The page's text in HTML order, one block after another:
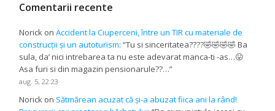
Comentarii recente
Norick onAccident la Ciuperceni, între un TIR cu materiale de
construcții și un autoturism: “Tu si sinceritatea????🤣🤣🤣🤣 Ba
sula, da’ nici intrebarea ta nu este adevarat manca-ti -as…😛
Asa furi si din magazin pensionarule??…”
aug. 5, 22:23
Norick on Sătmărean acuzat că și-a abuzat fiica ani la rând!